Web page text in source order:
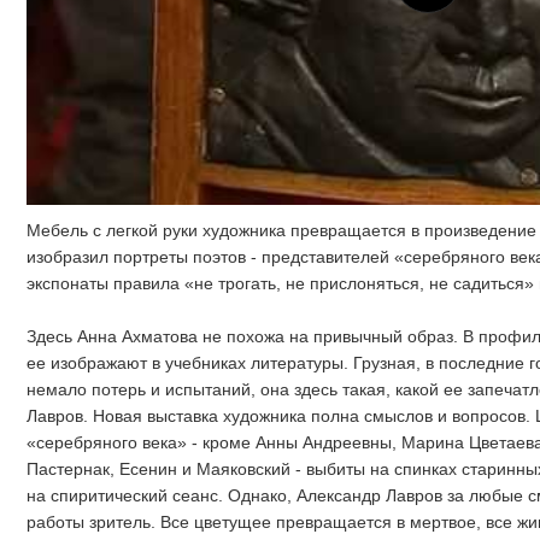
Мебель с легкой руки художника превращается в произведение
изобразил портреты поэтов - представителей «серебряного
экспонаты правила «не трогать, не прислоняться, не
Здесь Анна Ахматова не похожа на привычный образ. В
ее изображают в учебниках литературы. Грузная, в последние
немало потерь и испытаний, она здесь такая, какой ее
Лавров. Новая выставка художника полна смыслов и вопросов.
«серебряного века» - кроме Анны Андреевны, Марина
Пастернак, Есенин и Маяковский - выбиты на спинках
на спиритический сеанс. Однако, Александр Лавров за любые
работы зритель. Все цветущее превращается в мертвое, все